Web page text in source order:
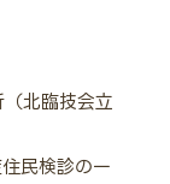
北臨技会立
民検診の一